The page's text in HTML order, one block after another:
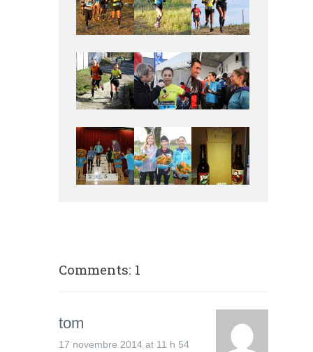
Comments: 1
tom
17 novembre 2014 at 11 h 54